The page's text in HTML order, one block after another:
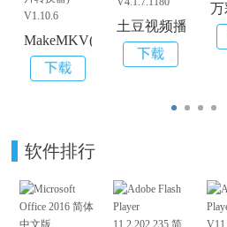
MakeMKV(影片转换器) V1.10.6
土豆视频播放器
软件排行